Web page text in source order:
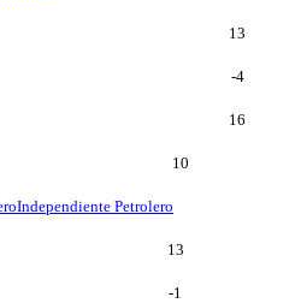
13
-4
16
10
Independiente Petrolero
13
-1